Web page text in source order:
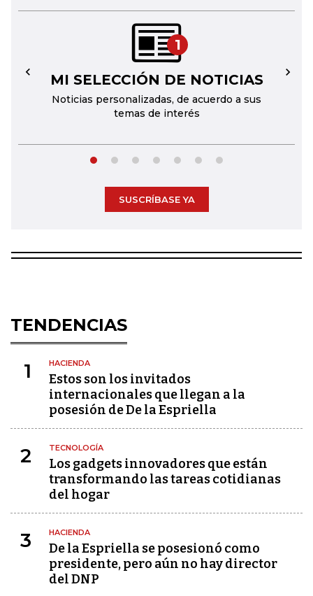
1
MI SELECCIÓN DE NOTICIAS
Noticias personalizadas, de acuerdo a sus
temas de interés
← →
SUSCRÍBASE YA
TENDENCIAS
1 HACIENDA
Estos son los invitados
internacionales que llegan a la
posesión de De la Espriella
2 TECNOLOGÍA
Los gadgets innovadores que están
transformando las tareas cotidianas
del hogar
3 HACIENDA
De la Espriella se posesionó como
presidente, pero aún no hay director
del DNP